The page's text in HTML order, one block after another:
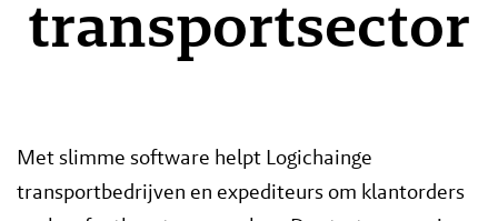
transportsector
Met slimme software helpt Logichainge
transportbedrijven en expediteurs om klantorders